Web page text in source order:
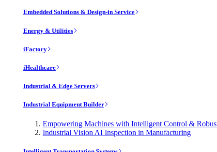
Embedded Solutions & Design-in Service
Energy & Utilities
iFactory
iHealthcare
Industrial & Edge Servers
Industrial Equipment Builder
Empowering Machines with Intelligent Control &
Industrial Vision AI Inspection in Manufacturing